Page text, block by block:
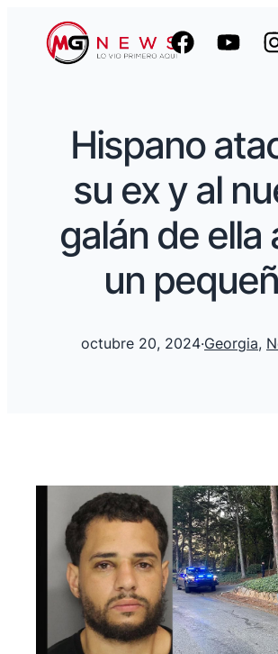
Hispano
su ex y al
galán de ella
un
octubre 20, 2024·Georgia,